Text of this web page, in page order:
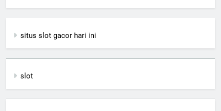
situs slot gacor hari ini
slot